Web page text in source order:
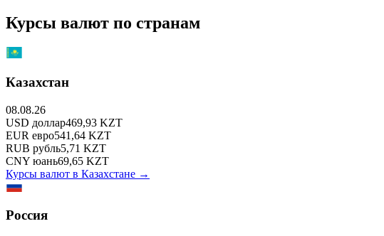
Курсы валют по странам
Казахстан
08.08.26
USD доллар469,93 KZT
EUR евро541,64 KZT
RUB рубль5,71 KZT
CNY юань69,65 KZT
Курсы валют в Казахстане →
Россия